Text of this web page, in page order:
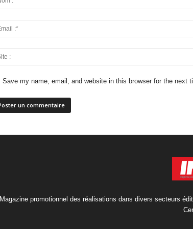
Save my name, email, and website in this browser for the next
Magazine promotionnel des réalisations dans divers secteurs